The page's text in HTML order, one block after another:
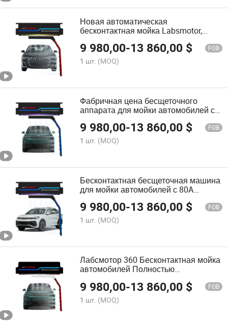
Новая автоматическая
бесконтактная мойка Labsmotor,
высоконапорный мойщик для
автомобилей
9 980,00-13 860,00 $ FOB
1 шт. (MOQ)
Фабричная цена бесщеточного
аппарата для мойки автомобилей с
9 980,00-13 860,00 $ FOB
1 шт. (MOQ)
Бесконтактная бесщеточная машина
для мойки автомобилей с 80A
воздушным переключателем
9 980,00-13 860,00 $ FOB
1 шт. (MOQ)
Лабсмотор 360 Бесконтактная мойка
автомобилей Полностью
с умной 6 системой сушки
9 980,00-13 860,00 $ FOB
1 шт. (MOQ)